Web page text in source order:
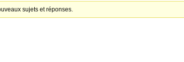
sujets et réponses.